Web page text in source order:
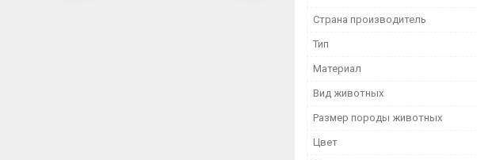
Страна производитель
Тип
Материал
Вид животных
Размер породы животных
Цвет